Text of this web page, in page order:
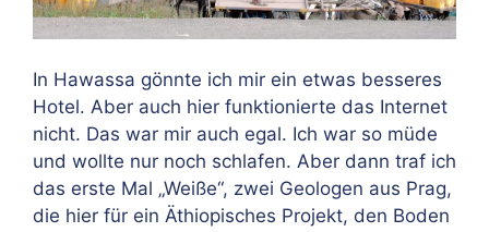
In Hawassa gönnte ich mir ein etwas besseres
Hotel. Aber auch hier funktionierte das Internet
nicht. Das war mir auch egal. Ich war so müde
und wollte nur noch schlafen. Aber dann traf ich
das erste Mal „Weiße“, zwei Geologen aus Prag,
die hier für ein Äthiopisches Projekt, den Boden